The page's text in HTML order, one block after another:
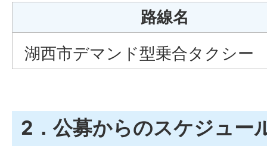
路線名
湖西市デマンド型乗合タクシー
2．公募からのスケジュー